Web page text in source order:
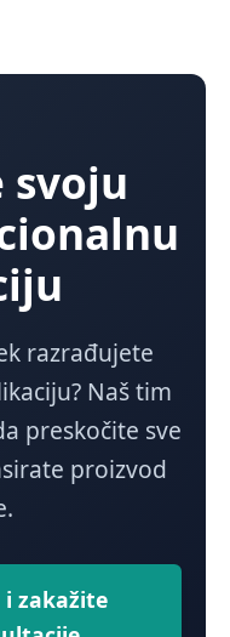
razrađujete
Naš tim
preskočite sve
proizvod
zakažite